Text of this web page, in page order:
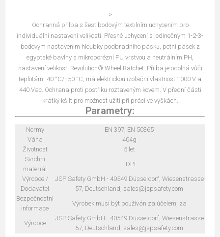
>
Ochranná přilba s šestibodovým textilním uchycením pro
individuální nastavení velikosti. Přesné uchycení s jedinečným 1-2-3-
bodovým nastavením hloubky podbradního pásku, potní pásek z
egyptské bavlny s mikroporézní PU vrstvou a neutrálním PH,
nastavení velikosti Revolution® Wheel Ratchet. Přilba je odolná vůči
teplotám -40 °C/+50 °C, má elektrickou izolační vlastnost 1000 V a
440 Vac. Ochrana proti postřiku roztaveným kovem. V přední části
krátký kšilt pro možnost užití při práci ve výškách.
Parametry:
Normy
EN 397, EN 50365
Váha
404g
Životnost
5 let
Svrchní
materiál
HDPE
Výrobce /
Dodavatel
JSP Safety GmbH - 40549 Düsseldorf, Wiesenstrasse
57, Deutschland, sales@jspsafety.com
Bezpečnostní
informace
Výrobek musí být používán za účelem, za
Výrobce
JSP Safety GmbH - 40549 Düsseldorf, Wiesenstrasse
57, Deutschland, sales@jspsafety.com